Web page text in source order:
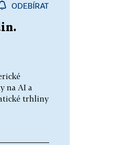
ODEBÍRAT
na AI a
trhliny